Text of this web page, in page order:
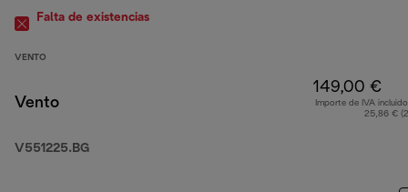
Falta de existencias
VENTO
Vento
V551225.BG
149,00 €
Importe de IVA
25,86 €